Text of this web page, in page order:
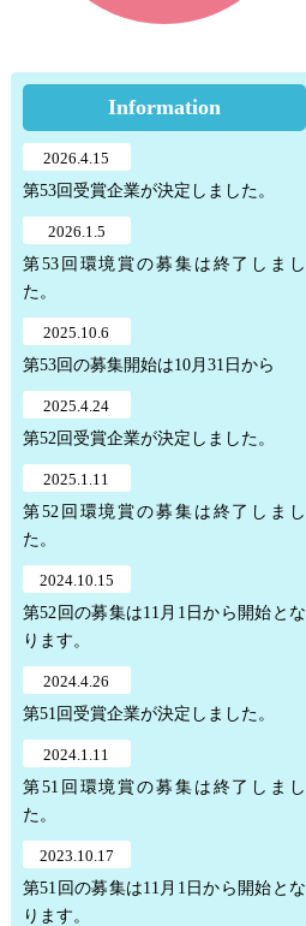
Information
2026.4.15
第53回受賞企業が決定しました。
2026.1.5
第53回環境賞の募集は終了しまし
た。
2025.10.6
第53回の募集開始は10月31日から
2025.4.24
第52回受賞企業が決定しました。
2025.1.11
第52回環境賞の募集は終了しまし
た。
2024.10.15
第52回の募集は11月1日から開始とな
ります。
2024.4.26
第51回受賞企業が決定しました。
2024.1.11
第51回環境賞の募集は終了しまし
た。
2023.10.17
第51回の募集は11月1日から開始とな
ります。